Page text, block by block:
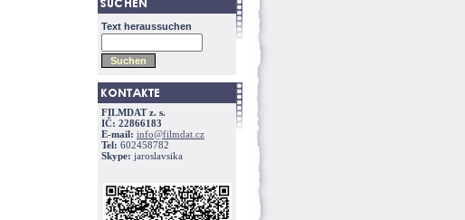
Text heraussuchen
FILMDAT z. s.
IČ: 22866183
E-mail: info@filmdat.cz
Tel: 602458782
Skype: jaroslavsika